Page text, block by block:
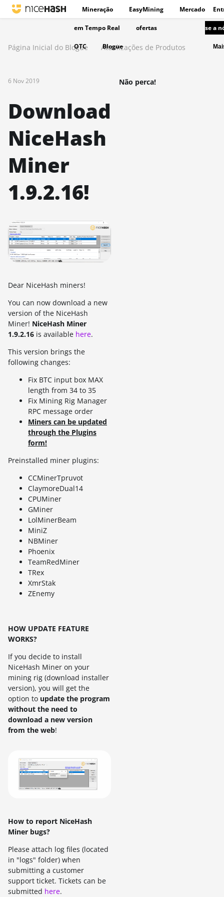
Mineração EasyMining Mercado
em Tempo Real ofertas
OTC Blogue
se a
Página Inicial do Blogue Atualizações de Produtos
6 Nov 2019
Download
NiceHash
Miner
1.9.2.16!
Dear NiceHash miners!
You can now download a new
version of the NiceHash
Miner! NiceHash Miner
1.9.2.16 is available here.
This version brings the
following changes:
Fix BTC input box MAX
length from 34 to 35
Fix Mining Rig Manager
RPC message order
Miners can be updated
through the Plugins
form!
Preinstalled miner plugins:
CCMinerTpruvot
ClaymoreDual14
CPUMiner
GMiner
LolMinerBeam
MiniZ
NBMiner
Phoenix
TeamRedMiner
TRex
XmrStak
ZEnemy
HOW UPDATE FEATURE
WORKS?
If you decide to install
NiceHash Miner on your
mining rig (download installer
version), you will get the
option to update the program
without the need to
download a new version
from the web!
How to report NiceHash
Miner bugs?
Please attach log files (located
in "logs" folder) when
submitting a customer
support ticket. Tickets can be
submitted here.
Não perca!